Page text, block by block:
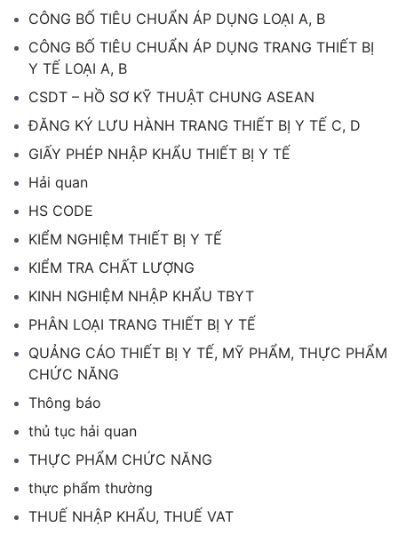
CÔNG BỐ TIÊU CHUẨN ÁP DỤNG LOẠI A, B
CÔNG BỐ TIÊU CHUẨN ÁP DỤNG TRANG THIẾT BỊ
Y TẾ LOẠI A, B
CSDT – HỒ SƠ KỸ THUẬT CHUNG ASEAN
ĐĂNG KÝ LƯU HÀNH TRANG THIẾT BỊ Y TẾ C, D
GIẤY PHÉP NHẬP KHẨU THIẾT BỊ Y TẾ
Hải quan
HS CODE
KIỂM NGHIỆM THIẾT BỊ Y TẾ
KIỂM TRA CHẤT LƯỢNG
KINH NGHIỆM NHẬP KHẨU TBYT
PHÂN LOẠI TRANG THIẾT BỊ Y TẾ
QUẢNG CÁO THIẾT BỊ Y TẾ, MỸ PHẨM, THỰC PHẨM
CHỨC NĂNG
Thông báo
thủ tục hải quan
THỰC PHẨM CHỨC NĂNG
thực phẩm thường
THUẾ NHẬP KHẨU, THUẾ VAT